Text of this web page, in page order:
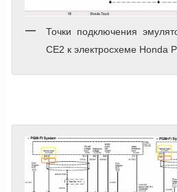
Точки подключения
CE2 к электросхеме Honda